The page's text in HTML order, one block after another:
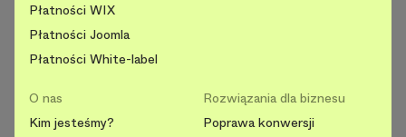
Płatności WIX
Płatności Joomla
Płatności White-label
O nas
Kim jesteśmy?
Rozwiązania dla biznesu
Poprawa konwersji